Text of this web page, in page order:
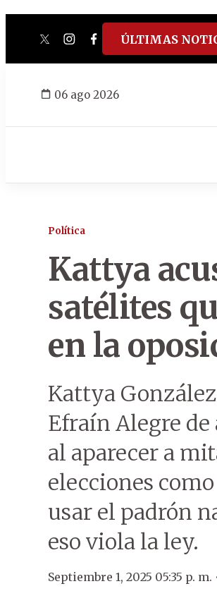
twitterinstagram
facebook
tiktokyoutube
spotify
ÚLTIMAS
06 ago 2026
Política
Kattya
satélites
en la
Kattya
Efraín Alegre
al aparecer a
elecciones
usar el padrón
eso viola la ley.
Septiembre 1, 2025 05:35 p. m.